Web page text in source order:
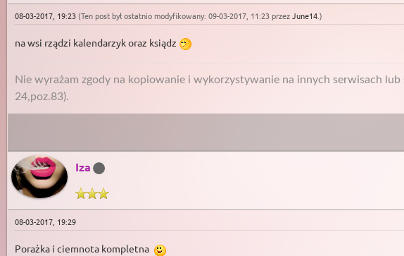
08-03-2017, 19:23 (Ten post był ostatnio modyfikowany: 09-03-2017, 11:23 przezJune14)
na wsi rządzi kalendarzyk oraz ksiądz
Nie wyrażam zgody na kopiowanie i wykorzystywanie na innych serwisach
24,poz.83).
Iza
08-03-2017, 19:29
Porażka i ciemnota kompletna